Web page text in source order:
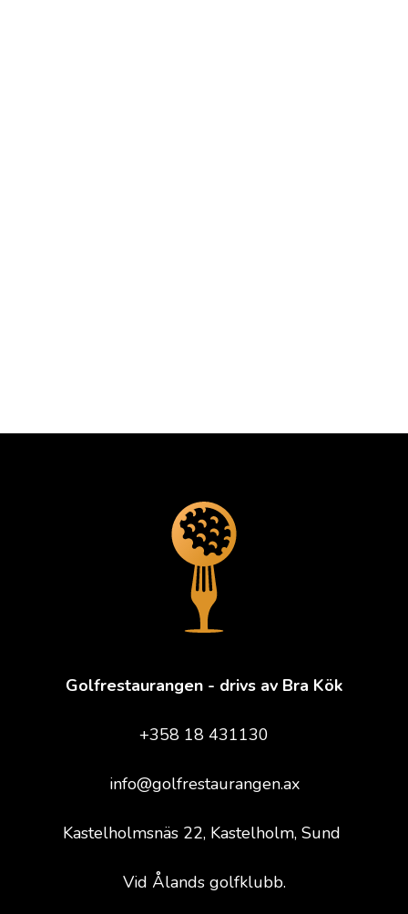
Golfrestaurangen - drivs av Bra Kök
+358 18 431130
info@golfrestaurangen.ax
Kastelholmsnäs 22, Kastelholm, Sund
Vid Ålands golfklubb.